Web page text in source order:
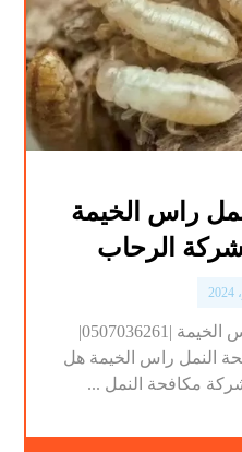
راس الخيمة
شركة مكافحة النمل راس الخيمة |0507036261|
النمل راس الخيمة هل
مكافحة النمل ...